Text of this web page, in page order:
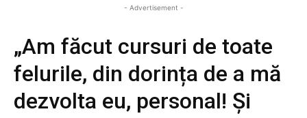
- Advertisement -
„Am făcut cursuri de toate
felurile, din dorința de a mă
dezvolta eu, personal! Și